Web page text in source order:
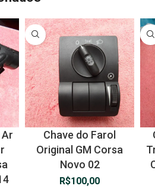
Chave do Farol
Original GM Corsa
Novo 02
R$100,00